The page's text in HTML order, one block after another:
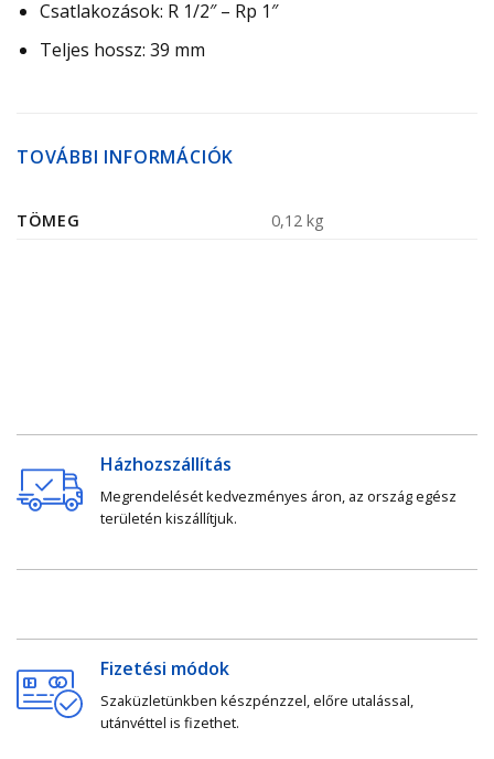
Csatlakozások: R 1/2″ – Rp 1″
Teljes hossz: 39 mm
TOVÁBBI INFORMÁCIÓK
TÖMEG 0,12 kg
Házhozszállítás
Megrendelését kedvezményes áron, az ország egész
területén kiszállítjuk.
Fizetési módok
Szaküzletünkben készpénzzel, előre utalással,
utánvéttel is fizethet.